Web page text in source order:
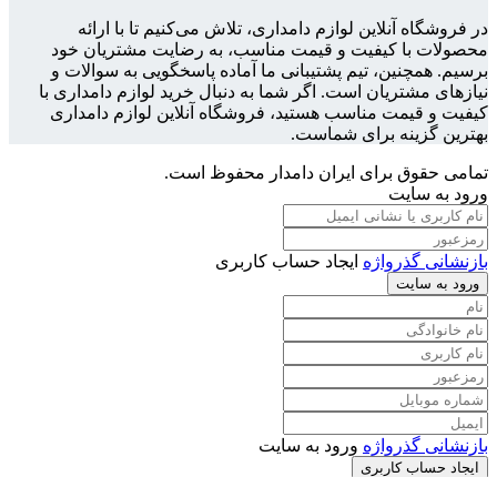
در فروشگاه آنلاین لوازم دامداری، تلاش می‌کنیم تا با ارائه
محصولات با کیفیت و قیمت مناسب، به رضایت مشتریان خود
برسیم. همچنین، تیم پشتیبانی ما آماده پاسخگویی به سوالات و
نیازهای مشتریان است. اگر شما به دنبال خرید لوازم دامداری با
کیفیت و قیمت مناسب هستید، فروشگاه آنلاین لوازم دامداری
بهترین گزینه برای شماست.
تمامی حقوق برای ایران دامدار محفوظ است.
ورود به سایت
بازنشانی گذرواژه ایجاد حساب کاربری
ورود به سایت
بازنشانی گذرواژه ورود به سایت
ایجاد حساب کاربری